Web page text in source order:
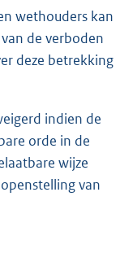
wethouders kan
de verboden
deze betrekking
indien de
orde in de
wijze
van